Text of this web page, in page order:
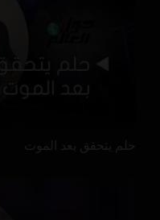
حلم يتحقق بعد الموت